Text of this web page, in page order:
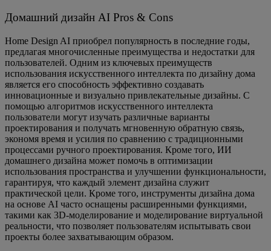
Домашний дизайн AI Pros & Cons
Home Design AI приобрел популярность в последние годы,
предлагая многочисленные преимущества и недостатки для
пользователей. Одним из ключевых преимуществ
использования искусственного интеллекта по дизайну дома
является его способность эффективно создавать
инновационные и визуально привлекательные дизайны. С
помощью алгоритмов искусственного интеллекта
пользователи могут изучать различные варианты
проектирования и получать мгновенную обратную связь,
экономя время и усилия по сравнению с традиционными
процессами ручного проектирования. Кроме того, ИИ
домашнего дизайна может помочь в оптимизации
использования пространства и улучшении функциональности,
гарантируя, что каждый элемент дизайна служит
практической цели. Кроме того, инструменты дизайна дома
на основе AI часто оснащены расширенными функциями,
такими как 3D-моделирование и моделирование виртуальной
реальности, что позволяет пользователям испытывать свои
проекты более захватывающим образом.